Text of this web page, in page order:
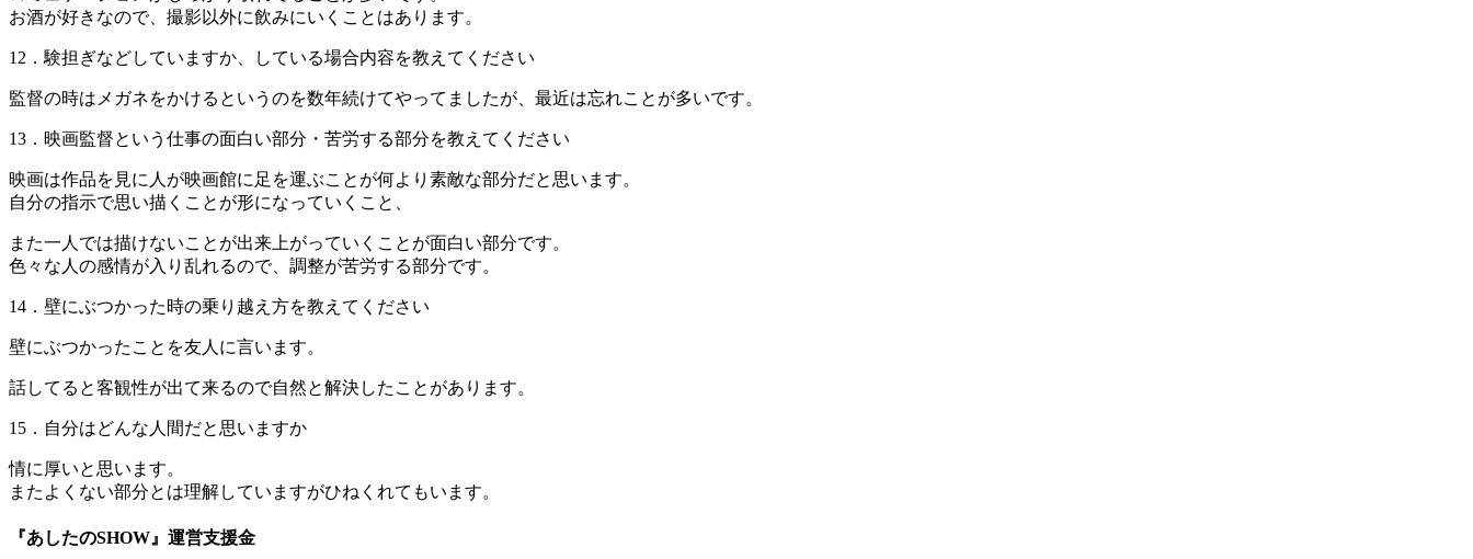
お酒が好きなので、撮影以外に飲みにいくことはあります。
12．験担ぎなどしていますか、している場合内容を教えてください
監督の時はメガネをかけるというのを数年続けてやってましたが、最近は忘れことが多いです。
13．映画監督という仕事の面白い部分・苦労する部分を教えてください
映画は作品を見に人が映画館に足を運ぶことが何より素敵な部分だと思います。
自分の指示で思い描くことが形になっていくこと、
また一人では描けないことが出来上がっていくことが面白い部分です。
色々な人の感情が入り乱れるので、調整が苦労する部分です。
14．壁にぶつかった時の乗り越え方を教えてください
壁にぶつかったことを友人に言います。
話してると客観性が出て来るので自然と解決したことがあります。
15．自分はどんな人間だと思いますか
情に厚いと思います。
またよくない部分とは理解していますがひねくれてもいます。
『あしたのSHOW』運営支援金